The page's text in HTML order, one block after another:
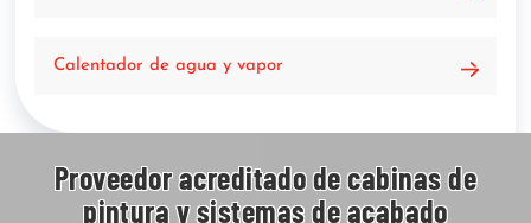
Calentador de agua y vapor
Proveedor acreditado de cabinas de
pintura y sistemas de acabado